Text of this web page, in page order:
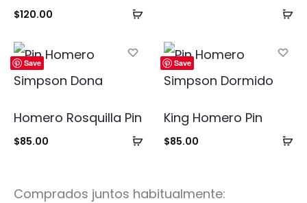
Añadir
carrito
$120.00
Save
Añadir
Homero Rosquilla Pin
$85.00
Save
King Homero Pin
$85.00
Comprados juntos habitualmente: